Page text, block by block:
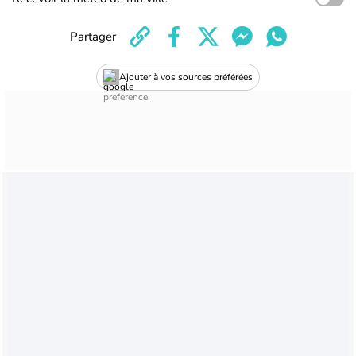
Ajouter à vos sources préférées
Partager